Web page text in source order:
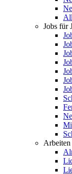
Jobs für
Arbeiten